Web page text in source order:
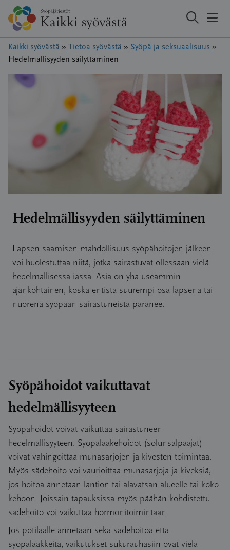
Hyppää
sisältöön
Kaikki syövästä » Tietoa syövästä » Syöpä ja seksuaalisuus »
Hedelmällisyyden säilyttäminen
Hedelmällisyyden säilyttäminen
Lapsen saamisen mahdollisuus syöpähoitojen jälkeen
voi huolestuttaa niitä, jotka sairastuvat ollessaan vielä
hedelmällisessä iässä. Asia on yhä useammin
ajankohtainen, koska entistä suurempi osa lapsena tai
nuorena syöpään sairastuneista paranee.
Syöpähoidot vaikuttavat
hedelmällisyyteen
Syöpähoidot voivat vaikuttaa sairastuneen
hedelmällisyyteen. Syöpälääkehoidot (solunsalpaajat)
voivat vahingoittaa munasarjojen ja kivesten toimintaa.
Myös sädehoito voi vaurioittaa munasarjoja ja kiveksiä,
jos hoitoa annetaan lantion tai alavatsan alueelle tai koko
kehoon. Joissain tapauksissa myös päähän kohdistettu
sädehoito voi vaikuttaa hormonitoimintaan.
Jos potilaalle annetaan sekä sädehoitoa että
syöpälääkkeitä, vaikutukset sukurauhasiin ovat vielä